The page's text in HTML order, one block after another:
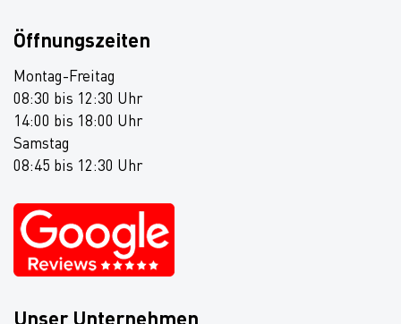
Öffnungszeiten
Montag-Freitag
08:30 bis 12:30 Uhr
14:00 bis 18:00 Uhr
Samstag
08:45 bis 12:30 Uhr
Unser Unternehmen